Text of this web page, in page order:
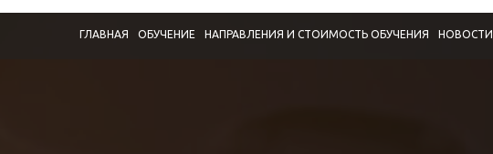
ГЛАВНАЯ ОБУЧЕНИЕ НАПРАВЛЕНИЯ И СТОИМОСТЬ ОБУЧЕНИЯ НОВОСТИ